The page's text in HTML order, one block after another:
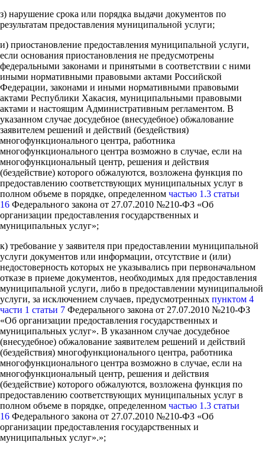
з) нарушение срока или порядка выдачи документов по
результатам предоставления муниципальной услуги;
и) приостановление предоставления муниципальной услуги,
если основания приостановления не предусмотрены
федеральными законами и принятыми в соответствии с ними
иными нормативными правовыми актами Российской
Федерации, законами и иными нормативными правовыми
актами Республики Хакасия, муниципальными правовыми
актами и настоящим Административным регламентом. В
указанном случае досудебное (внесудебное) обжалование
заявителем решений и действий (бездействия)
многофункционального центра, работника
многофункционального центра возможно в случае, если на
многофункциональный центр, решения и действия
(бездействие) которого обжалуются, возложена функция по
предоставлению соответствующих муниципальных услуг в
полном объеме в порядке, определенном частью 1.3 статьи
16 Федерального закона от 27.07.2010 №210-ФЗ «Об
организации предоставления государственных и
муниципальных услуг»;
к) требование у заявителя при предоставлении муниципальной
услуги документов или информации, отсутствие и (или)
недостоверность которых не указывались при первоначальном
отказе в приеме документов, необходимых для предоставления
муниципальной услуги, либо в предоставлении муниципальной
услуги, за исключением случаев, предусмотренных пунктом 4
части 1 статьи 7 Федерального закона от 27.07.2010 №210-ФЗ
«Об организации предоставления государственных и
муниципальных услуг». В указанном случае досудебное
(внесудебное) обжалование заявителем решений и действий
(бездействия) многофункционального центра, работника
многофункционального центра возможно в случае, если на
многофункциональный центр, решения и действия
(бездействие) которого обжалуются, возложена функция по
предоставлению соответствующих муниципальных услуг в
полном объеме в порядке, определенном частью 1.3 статьи
16 Федерального закона от 27.07.2010 №210-ФЗ «Об
организации предоставления государственных и
муниципальных услуг».»;